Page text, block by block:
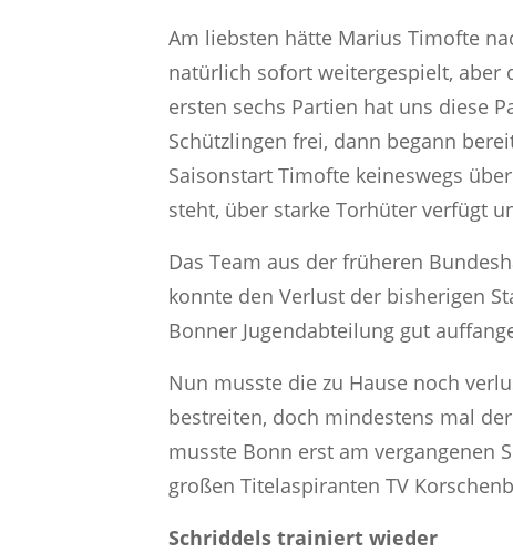
Am liebsten hätte Marius Timofte
natürlich sofort weitergespielt, aber
ersten sechs Partien hat uns diese
Schützlingen frei, dann begann
Saisonstart Timofte keineswegs
steht, über starke Torhüter verfügt
Das Team aus der früheren
konnte den Verlust der bisherigen
Bonner Jugendabteilung gut
Nun musste die zu Hause noch
bestreiten, doch mindestens mal
musste Bonn erst am vergangenen
großen Titelaspiranten TV
Schriddels trainiert wieder